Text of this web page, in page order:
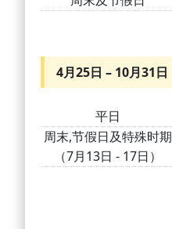
4月25日 – 10月31日
平日
周末,节假日及特殊时期
（7月13日 - 17日）